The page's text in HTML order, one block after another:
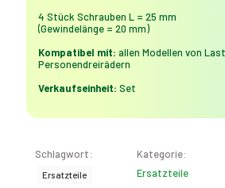
4 Stück Schrauben L = 25 mm
(Gewindelänge = 20 mm)
Kompatibel mit: allen Modellen von
Personendreirädern
Verkaufseinheit: Set
Schlagwort:
Ersatzteile
Kategorie:
Ersatzteile